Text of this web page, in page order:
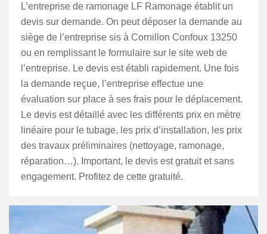
L’entreprise de ramonage LF Ramonage établit un
devis sur demande. On peut déposer la demande au
siège de l’entreprise sis à Cornillon Confoux 13250
ou en remplissant le formulaire sur le site web de
l’entreprise. Le devis est établi rapidement. Une fois
la demande reçue, l’entreprise effectue une
évaluation sur place à ses frais pour le déplacement.
Le devis est détaillé avec les différents prix en mètre
linéaire pour le tubage, les prix d’installation, les prix
des travaux préliminaires (nettoyage, ramonage,
réparation…). Important, le devis est gratuit et sans
engagement. Profitez de cette gratuité.